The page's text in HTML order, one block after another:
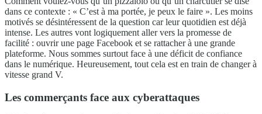
dans ce contexte : « C’est à ma portée, je peux le faire ». Les moins
motivés se désintéressent de la question car leur quotidien est déjà
intense. Les autres vont logiquement aller vers la promesse de
facilité : ouvrir une page Facebook et se rattacher à une grande
plateforme. Nous sommes surtout face à une déficit de confiance
dans le numérique. Heureusement, tout cela est en train de changer à
vitesse grand V.
Les commerçants face aux cyberattaques